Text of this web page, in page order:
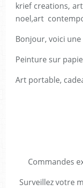
krief creations,
noel,art
Bonjour, voici
Peinture sur
Art portable,
Commandes
Surveillez votre